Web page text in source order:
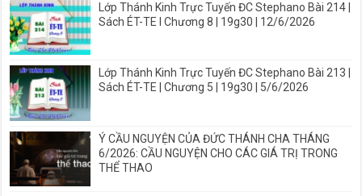
Lớp Thánh Kinh Trực Tuyến ĐC Stephano Bài 214 |
Sách ÉT-TE I Chương 8 | 19g30 | 12/6/2026
Lớp Thánh Kinh Trực Tuyến ĐC Stephano Bài 213 |
Sách ÉT-TE | Chương 5 | 19g30 | 5/6/2026
Ý CẦU NGUYỆN CỦA ĐỨC THÁNH CHA THÁNG
6/2026: CẦU NGUYỆN CHO CÁC GIÁ TRỊ TRONG
THỂ THAO